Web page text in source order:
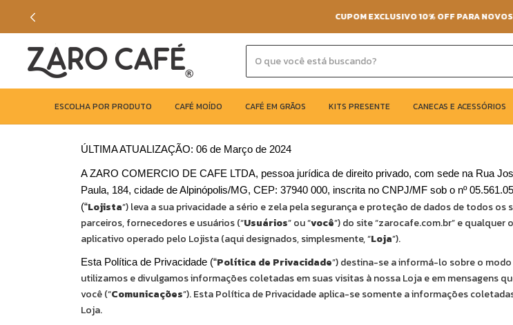
CUPOM EXCLUSIVO 10% OFF PARA NOVOS
ESCOLHA POR PRODUTO CAFÉ MOÍDO CAFÉ EM GRÃOS KITS PRESENTE CANECAS E ACESSÓRIOS
ÚLTIMA ATUALIZAÇÃO: 06 de Março de 2024
A ZARO COMERCIO DE CAFE LTDA, pessoa jurídica de direito privado, com sede na Rua
Paula, 184, cidade de Alpinópolis/MG, CEP: 37940 000, inscrita no CNPJ/MF sob o nº
(“Lojista”) leva a sua privacidade a sério e zela pela segurança e proteção de dados de todos os
parceiros, fornecedores e usuários (“Usuários” ou “você”) do site “zarocafe.com.br” e qualquer
aplicativo operado pelo Lojista (aqui designados, simplesmente, “Loja”).
Esta Política de Privacidade (“Política de Privacidade”) destina-se a informá-lo sobre o
utilizamos e divulgamos informações coletadas em suas visitas à nossa Loja e em mensagens
você (“Comunicações”). Esta Política de Privacidade aplica-se somente a informações
Loja.